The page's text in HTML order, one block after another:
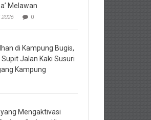
Melawan
2026 0
di Kampung Bugis,
Supit Jalan Kaki Susuri
Kampung
Mengaktivasi